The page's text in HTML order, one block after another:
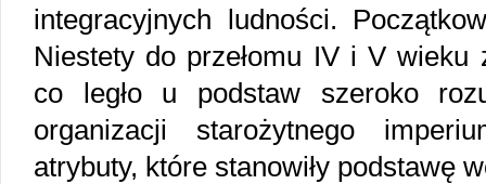
integracyjnych ludności.
Niestety do przełomu IV i V wieku
co legło u podstaw szeroko
organizacji starożytnego
atrybuty, które stanowiły podstawę